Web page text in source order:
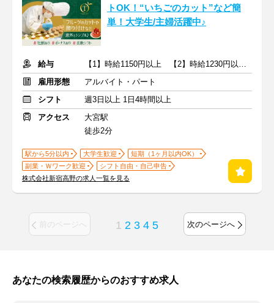
トOK！“いちごのカット”など簡
単！大学生/主婦活躍中♪
給与
【1】時給1150円以上 【2】時給1230円以上 ※交通費別途支給
雇用形態
アルバイト・パート
シフト
週3日以上 1日4時間以上
アクセス
大宮駅
徒歩2分
駅から5分以内 大学生歓迎
短期（1ヶ月以内OK）
副業・Ｗワーク歓迎
シフト自由・自己申告
株式会社新宿高野の求人一覧を見る
前のページへ 1 2 3 4 5 次のページへ
あなたの検索履歴からのおすすめ求人